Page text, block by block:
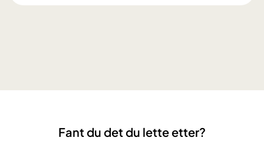
v
i
Fant du det du lette etter?